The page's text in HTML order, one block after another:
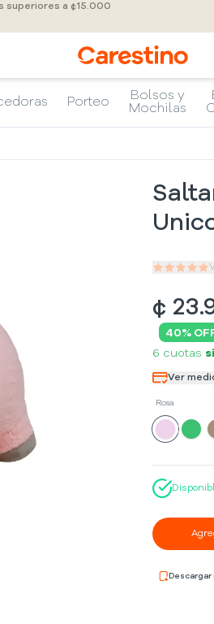
superiores a ¢15.000
Porteo
Bolsos y
Mochilas
¢
40%
6 cuotas
Ver
Rosa
Descargar